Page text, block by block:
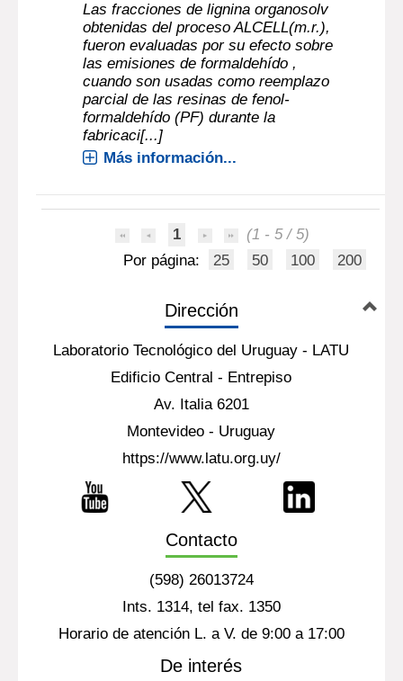
Las fracciones de lignina organosolv
obtenidas del proceso ALCELL(m.r.),
fueron evaluadas por su efecto sobre
las emisiones de formaldehído ,
cuando son usadas como reemplazo
parcial de las resinas de fenol-
formaldehído (PF) durante la
fabricaci[...]
Más información...
1
(1 - 5 / 5)
Por página:
25 50 100 200
Dirección
Laboratorio Tecnológico del Uruguay - LATU
Edificio Central - Entrepiso
Av. Italia 6201
Montevideo - Uruguay
https://www.latu.org.uy/
Contacto
(598) 26013724
Ints. 1314, tel fax. 1350
Horario de atención L. a V. de 9:00 a 17:00
De interés